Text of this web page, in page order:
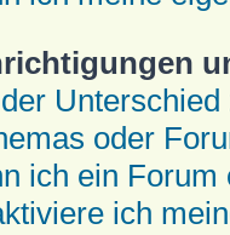
oder
ich ein Forum
ich